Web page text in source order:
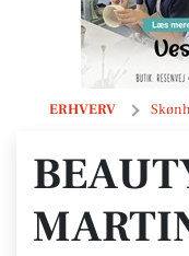
ERHVERV
Beauty lashes by